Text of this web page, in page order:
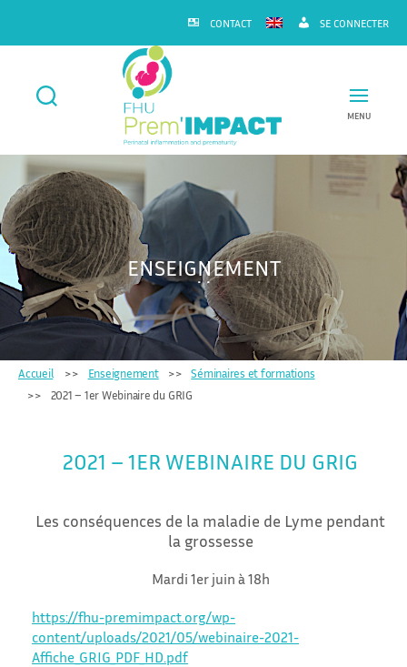
CONTACT SE CONNECTER
FHU
MENU
ENSEIGNEMENT
Accueil Enseignement
Séminaires et formations
2021 – 1er Webinaire du GRIG
2021 – 1ER WEBINAIRE DU GRIG
Les conséquences de la maladie de Lyme pendant
la grossesse
Mardi 1er juin à 18h
https://fhu-premimpact.org/wp-
content/uploads/2021/05/webinaire-2021-
Affiche_GRIG_PDF_HD.pdf